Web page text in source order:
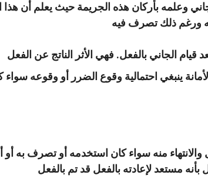
وعلمه بأركان هذه الجريمة حيث يعلم أن
ورغم ذلك تصرف فيه
قيام الجاني بالفعل. فهي الأثر الناتج عن الفعل
ينبغي احتمالية وقوع الضرر أو وقوعه
والانتهاء منه سواء كان استخدمه أو تصرف به
بأنه مستعد لإعادته بالفعل قد تم بالفعل